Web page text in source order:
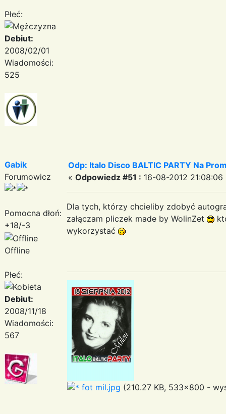
Płeć:
Debiut:
2008/02/01
Wiadomości:
525
Gabik
Forumowicz
Pomocna dłoń:
+18/-3
Offline
Płeć:
Debiut:
2008/11/18
Wiadomości:
567
Odp: Italo Disco BALTIC PARTY Na
« Odpowiedz #51 : 16-08-2012 21:08:06
Dla tych, którzy chcieliby zdobyć
załączam pliczek made by WolinZet
wykorzystać
fot mil.jpg (210.27 KB, 533x800 -